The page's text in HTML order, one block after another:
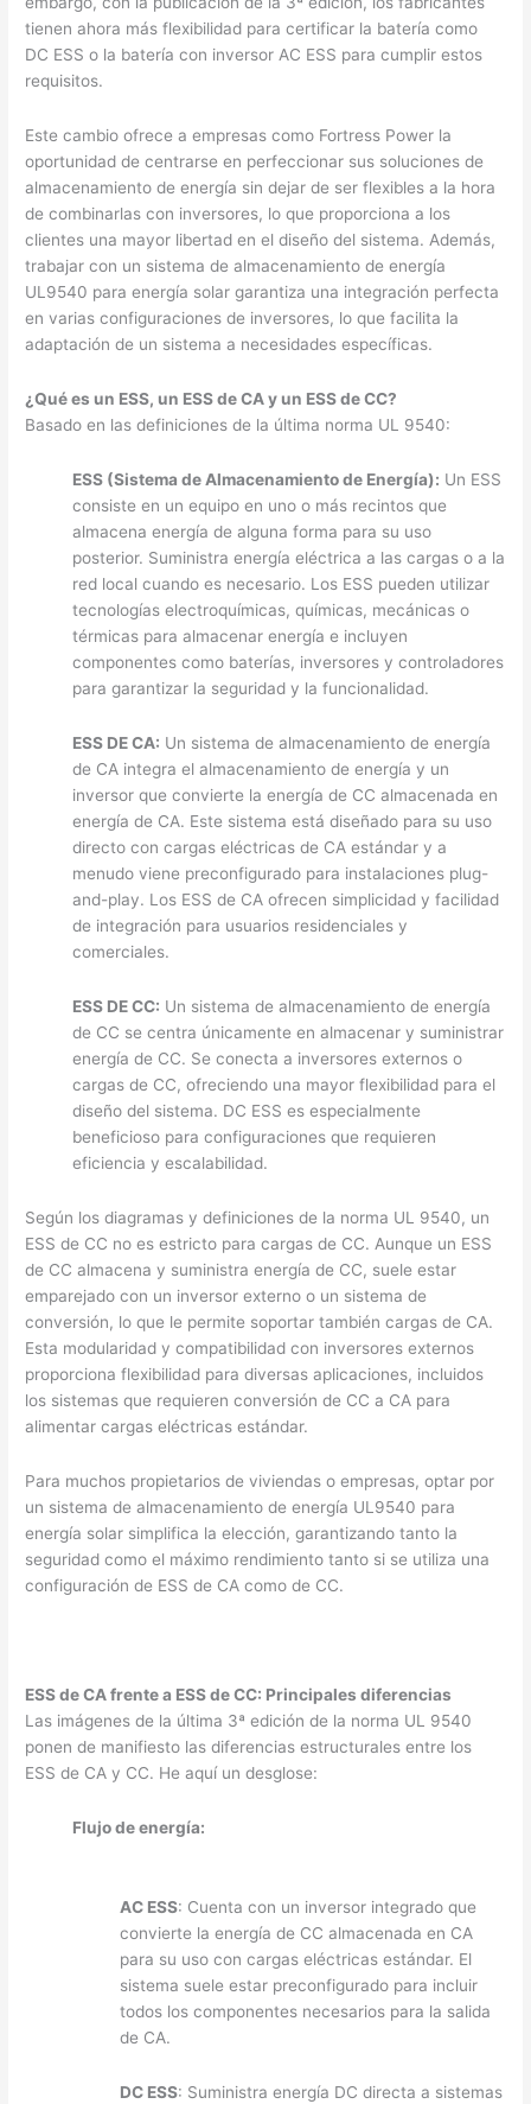
tienen ahora más flexibilidad para certificar la batería como
DC ESS o la batería con inversor AC ESS para cumplir estos
requisitos.
Este cambio ofrece a empresas como Fortress Power la
oportunidad de centrarse en perfeccionar sus soluciones de
almacenamiento de energía sin dejar de ser flexibles a la hora
de combinarlas con inversores, lo que proporciona a los
clientes una mayor libertad en el diseño del sistema. Además,
trabajar con un sistema de almacenamiento de energía
UL9540 para energía solar garantiza una integración perfecta
en varias configuraciones de inversores, lo que facilita la
adaptación de un sistema a necesidades específicas.
¿Qué es un ESS, un ESS de CA y un ESS de CC?
Basado en las definiciones de la última norma UL 9540:
ESS (Sistema de Almacenamiento de Energía): Un ESS
consiste en un equipo en uno o más recintos que
almacena energía de alguna forma para su uso
posterior. Suministra energía eléctrica a las cargas o a la
red local cuando es necesario. Los ESS pueden utilizar
tecnologías electroquímicas, químicas, mecánicas o
térmicas para almacenar energía e incluyen
componentes como baterías, inversores y controladores
para garantizar la seguridad y la funcionalidad.
ESS DE CA: Un sistema de almacenamiento de energía
de CA integra el almacenamiento de energía y un
inversor que convierte la energía de CC almacenada en
energía de CA. Este sistema está diseñado para su uso
directo con cargas eléctricas de CA estándar y a
menudo viene preconfigurado para instalaciones plug-
and-play. Los ESS de CA ofrecen simplicidad y facilidad
de integración para usuarios residenciales y
comerciales.
ESS DE CC: Un sistema de almacenamiento de energía
de CC se centra únicamente en almacenar y suministrar
energía de CC. Se conecta a inversores externos o
cargas de CC, ofreciendo una mayor flexibilidad para el
diseño del sistema. DC ESS es especialmente
beneficioso para configuraciones que requieren
eficiencia y escalabilidad.
Según los diagramas y definiciones de la norma UL 9540, un
ESS de CC no es estricto para cargas de CC. Aunque un ESS
de CC almacena y suministra energía de CC, suele estar
emparejado con un inversor externo o un sistema de
conversión, lo que le permite soportar también cargas de CA.
Esta modularidad y compatibilidad con inversores externos
proporciona flexibilidad para diversas aplicaciones, incluidos
los sistemas que requieren conversión de CC a CA para
alimentar cargas eléctricas estándar.
Para muchos propietarios de viviendas o empresas, optar por
un sistema de almacenamiento de energía UL9540 para
energía solar simplifica la elección, garantizando tanto la
seguridad como el máximo rendimiento tanto si se utiliza una
configuración de ESS de CA como de CC.
ESS de CA frente a ESS de CC: Principales diferencias
Las imágenes de la última 3ª edición de la norma UL 9540
ponen de manifiesto las diferencias estructurales entre los
ESS de CA y CC. He aquí un desglose:
Flujo de energía:
AC ESS: Cuenta con un inversor integrado que
convierte la energía de CC almacenada en CA
para su uso con cargas eléctricas estándar. El
sistema suele estar preconfigurado para incluir
todos los componentes necesarios para la salida
de CA.
DC ESS: Suministra energía DC directa a sistemas